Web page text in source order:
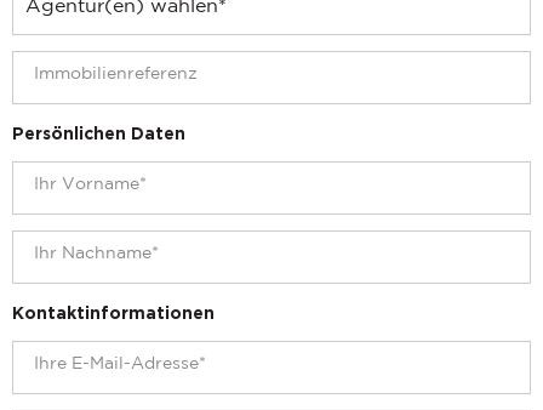
Persönlichen Daten
Kontaktinformationen